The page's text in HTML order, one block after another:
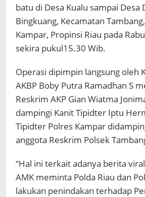
batu di Desa Kualu sampai Desa
Bingkuang, Kecamatan
Kampar, Propinsi Riau pada
sekira pukul15.30 Wib.
Operasi dipimpin langsung oleh
AKBP Boby Putra Ramadhan S
Reskrim AKP Gian Wiatma
dampingi Kanit Tipidter Iptu
Tipidter Polres Kampar
anggota Reskrim Polsek
“Hal ini terkait adanya berita
AMK meminta Polda Riau dan
lakukan penindakan terhadap